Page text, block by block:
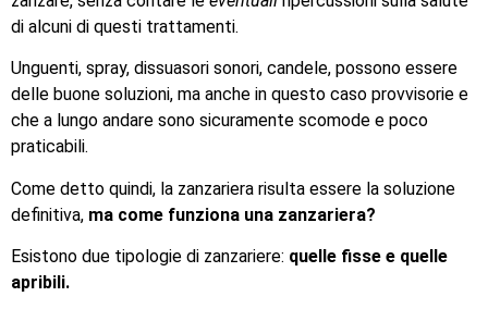
di alcuni di questi trattamenti.
Unguenti, spray, dissuasori sonori, candele, possono essere
delle buone soluzioni, ma anche in questo caso provvisorie e
che a lungo andare sono sicuramente scomode e poco
praticabili.
Come detto quindi, la zanzariera risulta essere la soluzione
definitiva, ma come funziona una zanzariera?
Esistono due tipologie di zanzariere: quelle fisse e quelle
apribili.